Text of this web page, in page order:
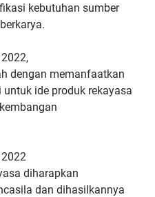
kebutuhan sumber
dengan memanfaatkan
untuk ide produk rekayasa
2022
diharapkan
dan dihasilkannya